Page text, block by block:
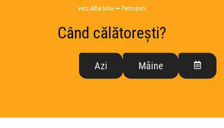
vezi Alba Iulia ➞ Petroșani
Când călătorești?
Azi Mâine